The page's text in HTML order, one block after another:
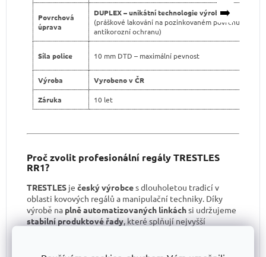
➡️
Povrchová
úprava
DUPLEX – unikátní technologie výroby
(práškové lakování na pozinkovaném povrchu pro
antikorozní ochranu)
Síla police 10 mm DTD – maximální pevnost
Výroba Vyrobeno v ČR
Záruka 10 let
Proč zvolit profesionální regály TRESTLES
RR1?
TRESTLES je český výrobces dlouholetou tradicí v
oblasti kovových regálů a manipulační techniky. Díky
výrobě na plně automatizovaných linkáchsi udržujeme
stabilní produktové řady, které splňují nejvyšší
Certifikát o shodě– záruka kvality, kterou většina